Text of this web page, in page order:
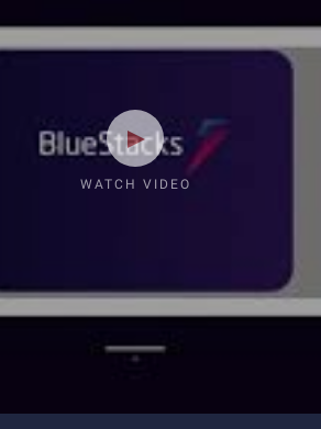
WATCH VIDEO